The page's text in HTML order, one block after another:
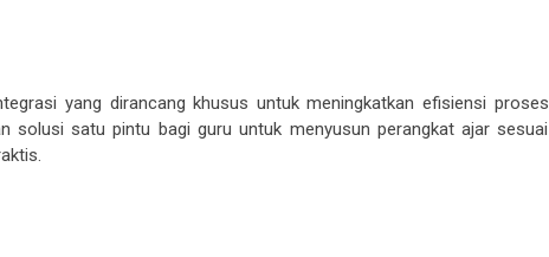
yang dirancang khusus untuk meningkatkan efisiensi proses
solusi satu pintu bagi guru untuk menyusun perangkat ajar sesuai